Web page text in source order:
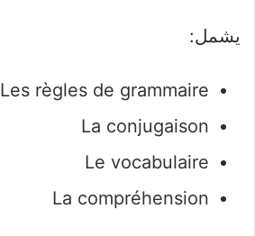
يشمل:
Les règles de grammaire
La conjugaison
Le vocabulaire
La compréhension